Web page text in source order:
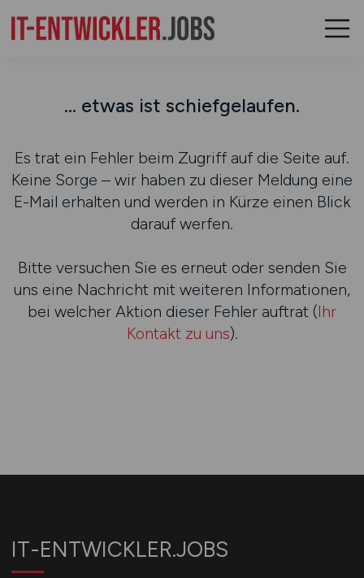
... etwas ist schiefgelaufen.
Es trat ein Fehler beim Zugriff auf die Seite auf.
Keine Sorge – wir haben zu dieser Meldung eine
E-Mail erhalten und werden in Kürze einen Blick
darauf werfen.
Bitte versuchen Sie es erneut oder senden Sie
uns eine Nachricht mit weiteren Informationen,
bei welcher Aktion dieser Fehler auftrat (Ihr
Kontakt zu uns).
IT-ENTWICKLER.JOBS